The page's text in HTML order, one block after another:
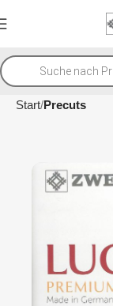
Start Precuts